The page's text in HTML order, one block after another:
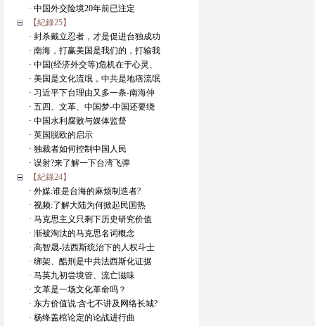
· 中国外交险境20年前已注定
【紀錄25】
· 封杀戴立忍者，才是促进台独成功
· 南海，打赢美国是我们的，打输我
· 中国(经济外交等)危机在于心灵、
· 美国是文化流氓，中共是地痞流氓
· 习近平下台理由又多一条-南海仲
· 五四、文革、中国梦-中国还要绕
· 中国水利腐败与媒体监督
· 英国脱欧的启示
· 独裁者如何控制中国人民
· 误射?来了解一下台湾飞弹
【紀錄24】
· 外媒:谁是台海的麻烦制造者?
· 视频:了解大陆为何掀起民国热
· 马克思主义只剩下历史研究价值
· 渐被淘汰的马克思名词概念
· 高智晟-法西斯统治下的人权斗士
· 绑架、酷刑是中共法西斯化证据
· 马英九初尝境管、流亡滋味
· 文革是一场文化革命吗？
· 东方价值说:含七不讲及网络长城?
· 杨绛盖棺论定的论战进行曲